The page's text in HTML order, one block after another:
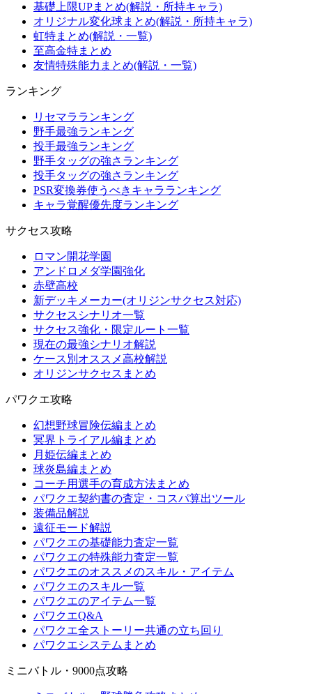
基礎上限UPまとめ(解説・所持キャラ)
オリジナル変化球まとめ(解説・所持キャラ)
虹特まとめ(解説・一覧)
至高金特まとめ
友情特殊能力まとめ(解説・一覧)
ランキング
リセマラランキング
野手最強ランキング
投手最強ランキング
野手タッグの強さランキング
投手タッグの強さランキング
PSR変換券使うべきキャラランキング
キャラ覚醒優先度ランキング
サクセス攻略
ロマン開花学園
アンドロメダ学園強化
赤壁高校
新デッキメーカー(オリジンサクセス対応)
サクセスシナリオ一覧
サクセス強化・限定ルート一覧
現在の最強シナリオ解説
ケース別オススメ高校解説
オリジンサクセスまとめ
パワクエ攻略
幻想野球冒険伝編まとめ
冥界トライアル編まとめ
月姫伝編まとめ
球炎島編まとめ
コーチ用選手の育成方法まとめ
パワクエ契約書の査定・コスパ算出ツール
装備品解説
遠征モード解説
パワクエの基礎能力査定一覧
パワクエの特殊能力査定一覧
パワクエのオススメのスキル・アイテム
パワクエのスキル一覧
パワクエのアイテム一覧
パワクエQ&A
パワクエ全ストーリー共通の立ち回り
パワクエシステムまとめ
ミニバトル・9000点攻略